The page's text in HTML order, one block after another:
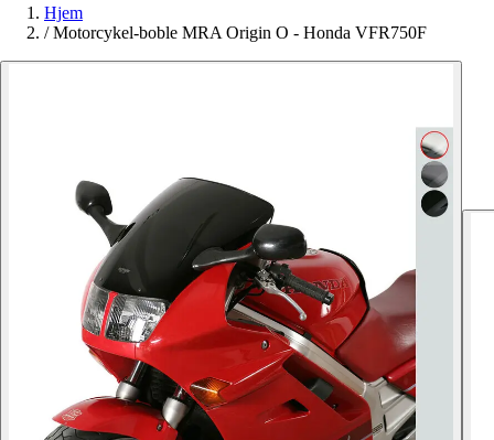
Hjem
/ Motorcykel-boble MRA Origin O - Honda VFR750F